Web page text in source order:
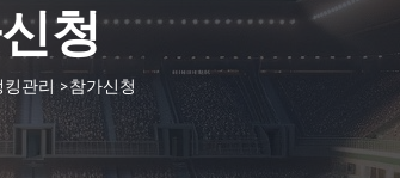
청
관리 >참가신청